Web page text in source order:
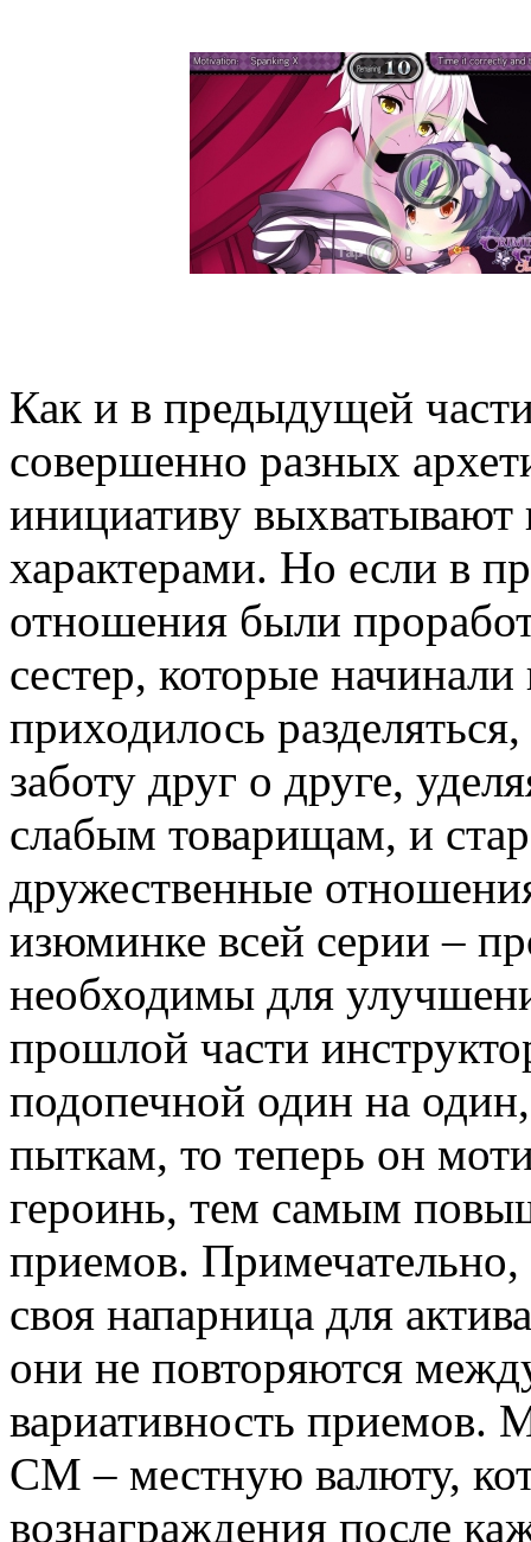
Как и в предыдущей
совершенно разных
инициативу
характерами. Но если в
отношения были
сестер, которые
приходилось
заботу друг о друге,
слабым товарищам, и
дружественные
изюминке всей серии –
необходимы для
прошлой части
подопечной один на
пыткам, то теперь он
героинь, тем самым
приемов.
своя напарница для
они не повторяются
вариативность приемов.
СМ – местную валюту,
вознаграждения после